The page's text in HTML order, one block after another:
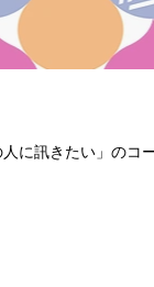
に訊きたい」のコ